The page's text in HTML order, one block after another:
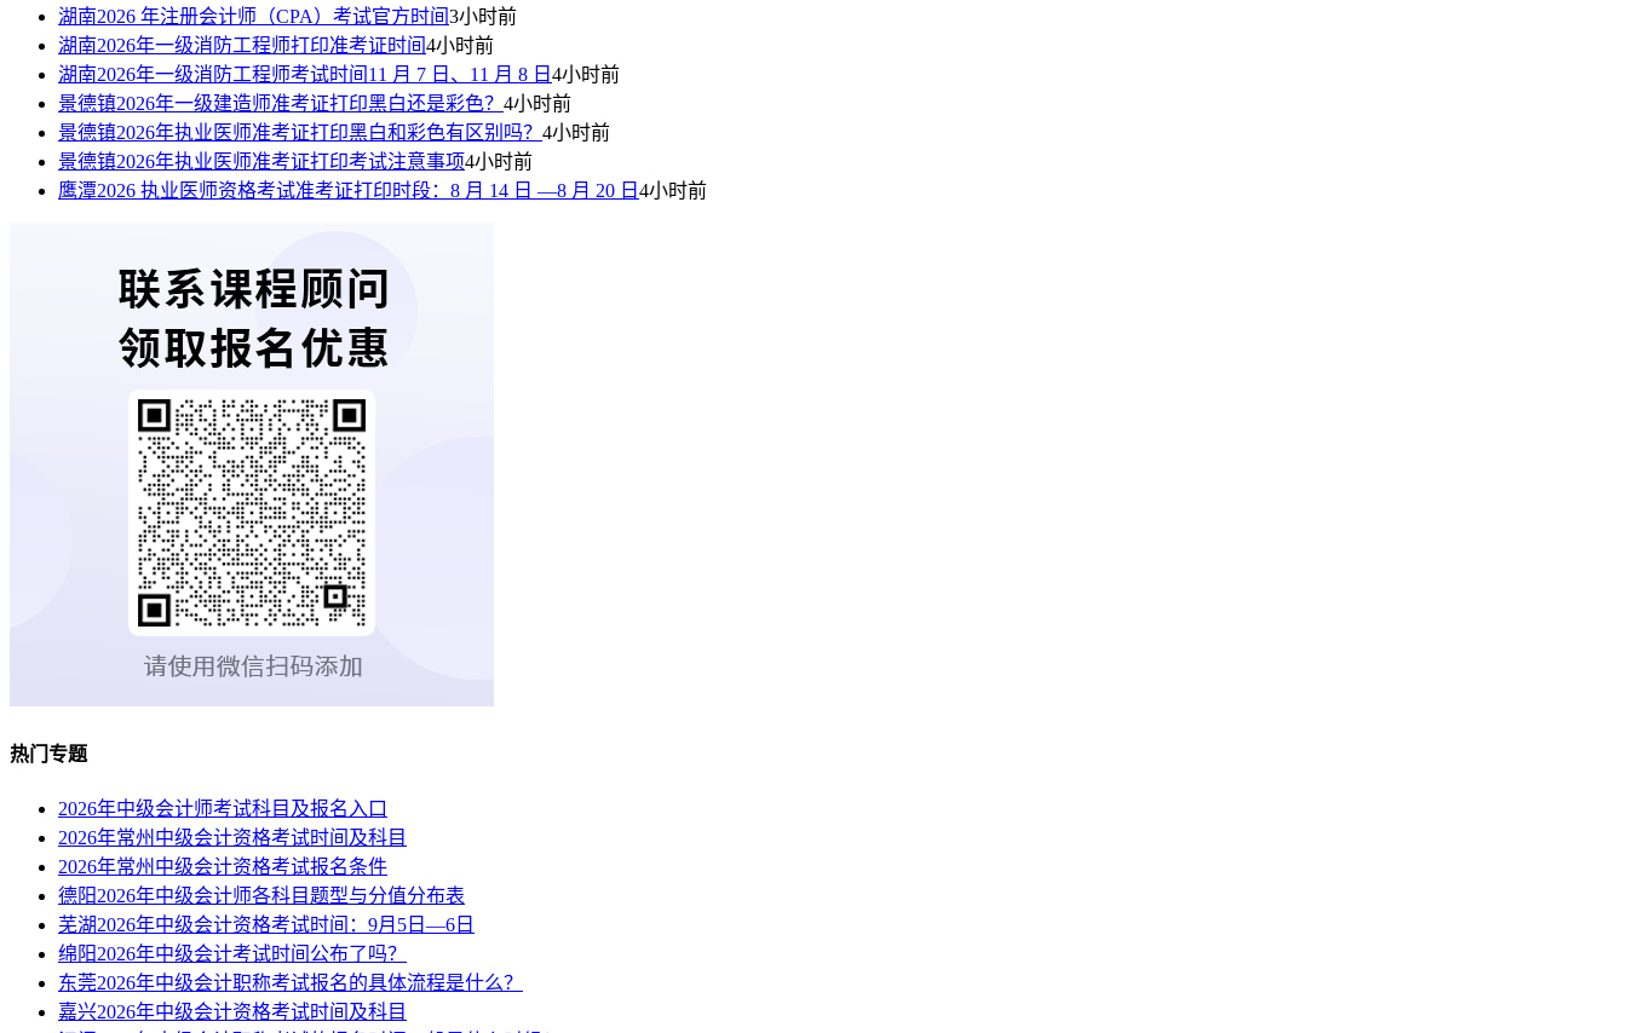
湖南2026 年注册会计师（CPA）考试官方时间3小时前
湖南2026年一级消防工程师打印准考证时间4小时前
湖南2026年一级消防工程师考试时间11 月 7 日、11 月 8 日 4小时前
景德镇2026年一级建造师准考证打印黑白还是彩色？ 4小时前
景德镇2026年执业医师准考证打印黑白和彩色有区别吗？ 4小时前
景德镇2026年执业医师准考证打印考试注意事项4小时前
鹰潭2026 执业医师资格考试准考证打印时段：8 月 14 日 —8 月 20 日 4小时前
热门专题
2026年中级会计师考试科目及报名入口
2026年常州中级会计资格考试时间及科目
2026年常州中级会计资格考试报名条件
德阳2026年中级会计师各科目题型与分值分布表
芜湖2026年中级会计资格考试时间：9月5日—6日
绵阳2026年中级会计考试时间公布了吗？
东莞2026年中级会计职称考试报名的具体流程是什么？
嘉兴2026年中级会计资格考试时间及科目